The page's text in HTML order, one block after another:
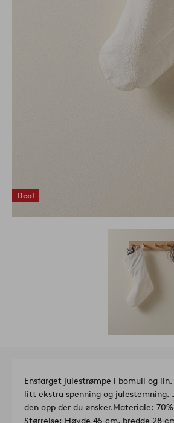
Deal
Ensfarget julestrømpe i bomull og
litt ekstra spenning og julestemning.
den opp der du ønsker.Materiale:
Størrelse: Høyde 45 cm, bredde 28